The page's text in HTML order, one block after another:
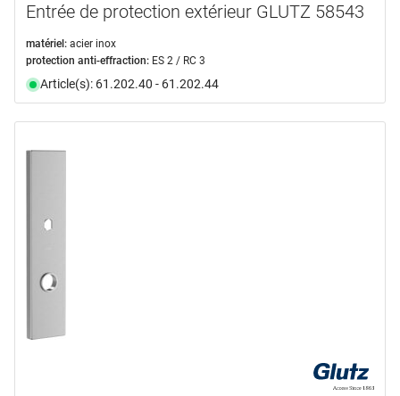
Entrée de protection extérieur GLUTZ 58543
matériel: acier inox
protection anti-effraction: ES 2 / RC 3
Article(s): 61.202.40 - 61.202.44